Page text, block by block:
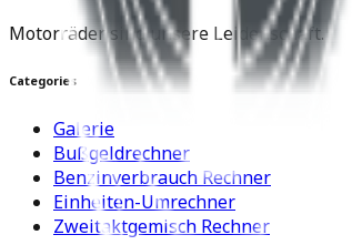
Motorräder sind unsere Leidenschaft.
Categories
Galerie
Bußgeldrechner
Benzinverbrauch Rechner
Einheiten-Umrechner
Zweitaktgemisch Rechner